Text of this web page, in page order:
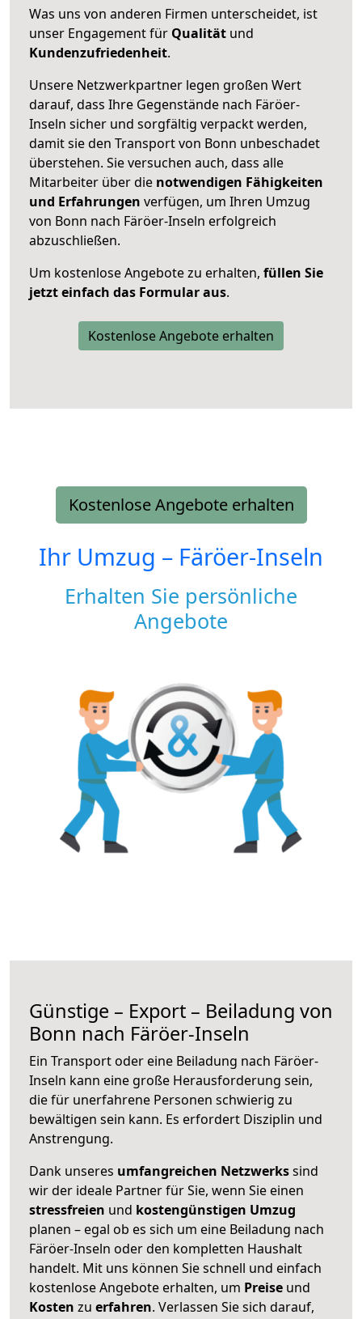
Was uns von anderen Firmen unterscheidet, ist
unser Engagement für Qualität und
Kundenzufriedenheit.
Unsere Netzwerkpartner legen großen Wert
darauf, dass Ihre Gegenstände nach Färöer-
Inseln sicher und sorgfältig verpackt werden,
damit sie den Transport von Bonn unbeschadet
überstehen. Sie versuchen auch, dass alle
Mitarbeiter über die notwendigen Fähigkeiten
und Erfahrungen verfügen, um Ihren Umzug
von Bonn nach Färöer-Inseln erfolgreich
abzuschließen.
Um kostenlose Angebote zu erhalten, füllen Sie
jetzt einfach das Formular aus.
Kostenlose Angebote erhalten
Kostenlose Angebote erhalten
Ihr Umzug – Färöer-Inseln
Erhalten Sie persönliche
Angebote
Günstige – Export – Beiladung von
Bonn nach Färöer-Inseln
Ein Transport oder eine Beiladung nach Färöer-
Inseln kann eine große Herausforderung sein,
die für unerfahrene Personen schwierig zu
bewältigen sein kann. Es erfordert Disziplin und
Anstrengung.
Dank unseres umfangreichen Netzwerkssind
wir der ideale Partner für Sie, wenn Sie einen
stressfreien und kostengünstigen Umzug
planen – egal ob es sich um eine Beiladung nach
Färöer-Inseln oder den kompletten Haushalt
handelt. Mit uns können Sie schnell und einfach
kostenlose Angebote erhalten, um Preise und
Kosten zu erfahren. Verlassen Sie sich darauf,